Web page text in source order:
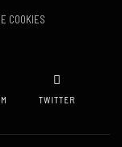
COOKIES
TWITTER